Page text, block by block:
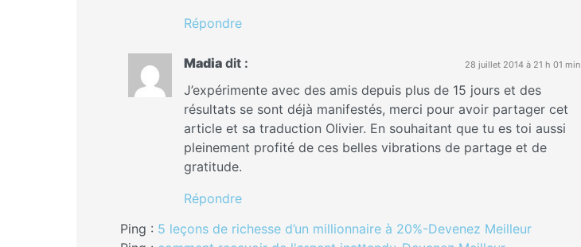
Répondre
Madia dit : 28 juillet 2014 à 21 h 01 min
J’expérimente avec des amis depuis plus de 15 jours et des
résultats se sont déjà manifestés, merci pour avoir partager cet
article et sa traduction Olivier. En souhaitant que tu es toi aussi
pleinement profité de ces belles vibrations de partage et de
gratitude.
Répondre
Ping : 5 leçons de richesse d’un millionnaire à 20%-Devenez Meilleur